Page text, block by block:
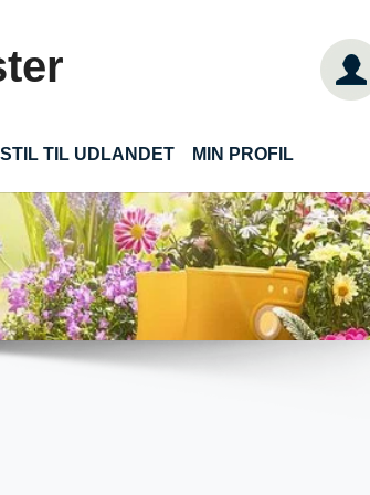
TIL UDLANDET MIN PROFIL